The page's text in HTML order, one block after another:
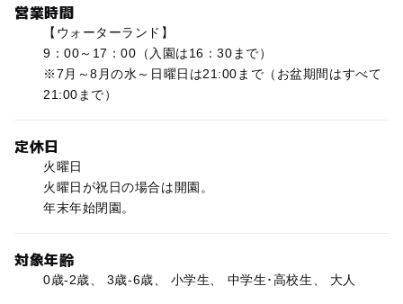
営業時間
【ウォーターランド】
9：00～17：00（入園は16：30まで）
※7月～8月の水～日曜日は21:00まで（お盆期間はすべて
21:00まで）
定休日
火曜日
火曜日が祝日の場合は開園。
年末年始閉園。
対象年齢
0歳-2歳、 3歳-6歳、 小学生、 中学生･高校生、 大人